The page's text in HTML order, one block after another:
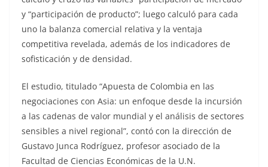
y “participación de producto”; luego calculó para cada
uno la balanza comercial relativa y la ventaja
competitiva revelada, además de los indicadores de
sofisticación y de densidad.
El estudio, titulado “Apuesta de Colombia en las
negociaciones con Asia: un enfoque desde la incursión
a las cadenas de valor mundial y el análisis de sectores
sensibles a nivel regional”, contó con la dirección de
Gustavo Junca Rodríguez, profesor asociado de la
Facultad de Ciencias Económicas de la U.N.